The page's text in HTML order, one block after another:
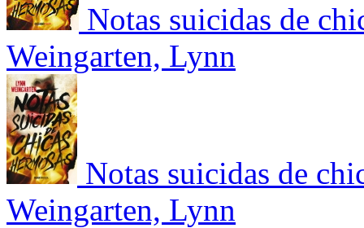
Notas suicidas de
Weingarten, Lynn
Notas suicidas de
Weingarten, Lynn